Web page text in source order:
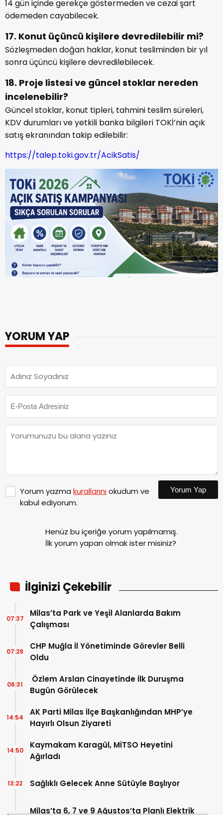
14 gün içinde gerekçe göstermeden ve cezai şart
ödemeden cayabilecek.
17. Konut üçüncü kişilere devredilebilir mi?
Sözleşmeden doğan haklar, konut tesliminden bir yıl
sonra üçüncü kişilere devredilebilecek.
18. Proje listesi ve güncel stoklar nereden
incelenebilir?
Güncel stoklar, konut tipleri, tahmini teslim süreleri,
KDV durumları ve yetkili banka bilgileri TOKİ’nin açık
satış ekranından takip edilebilir:
https://talep.toki.gov.tr/AcikSatis/
YORUM YAP
Yorum yazma kurallarınıokudum ve
kabul ediyorum.
Yorum Yap
Henüz bu içeriğe yorum yapılmamış.
İlk yorum yapan olmak ister misiniz?
İlginizi Çekebilir
Milas’ta Park ve Yeşil Alanlarda Bakım
Çalışması
07:37
CHP Muğla İl Yönetiminde Görevler Belli
Oldu
07:29
Özlem Arslan Cinayetinde İlk Duruşma
Bugün Görülecek
06:31
AK Parti Milas İlçe Başkanlığından MHP’ye
Hayırlı Olsun Ziyareti
14:54
Kaymakam Karagül, MİTSO Heyetini
Ağırladı
14:50
Sağlıklı Gelecek Anne Sütüyle Başlıyor
13:22
Milas’ta 6, 7 ve 9 Ağustos’ta Planlı Elektrik